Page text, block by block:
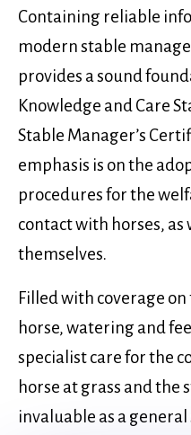
Containing reliable
modern stable
provides a sound
Knowledge and Care
Stable Manager’s
emphasis is on the
procedures for the
contact with horses, as
themselves.
Filled with coverage
horse, watering and
specialist care for the
horse at grass and the
invaluable as a